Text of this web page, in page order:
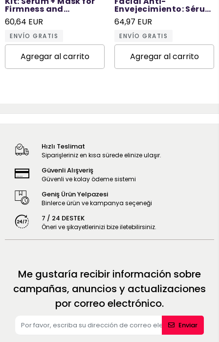
Firmness and
Elasticity - 6 Times
Use
60,64 EUR
ENVÍO GRATIS
Agregar al carrito
Envejecimiento: Sérum
+ Mascarilla para una
Piel Joven - Uso 6
Veces
64,97 EUR
ENVÍO GRATIS
Agregar al carrito
Hızlı Teslimat
Siparişleriniz en kısa sürede elinize ulaşır.
Güvenli Alışveriş
Güvenli ve kolay ödeme sistemi
Geniş Ürün Yelpazesi
Binlerce ürün ve kampanya seçeneği
7 / 24 DESTEK
Öneri ve şikayetlerinizi bize iletebilirsiniz.
Me gustaría recibir información sobre
campañas, anuncios y actualizaciones
por correo electrónico.
Enviar